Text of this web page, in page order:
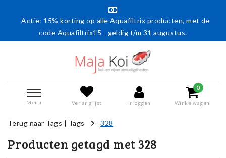
Actie: 15% korting op alle Aquafiltrix producten, met de
code Aquafiltrix15 - geldig t/m 31 augustus.
Menu Verlanglijst Inloggen
0
Winkelwagen
Terug naar Tags | Tags 328
Producten getagd met 328